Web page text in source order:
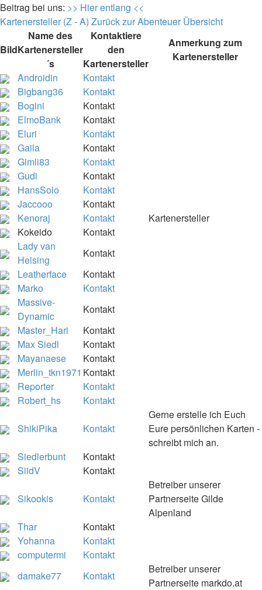
Beitrag bei uns: >> Hier entlang <<
Kartenersteller (Z - A) Zurück zur Abenteuer Übersicht
Bild
Name des
Kartenersteller
´s
Kontaktiere
den
Kartenersteller
Anmerkung zum
Kartenersteller
Androidin
Kontakt
Bigbang36
Kontakt
Bogini
Kontakt
ElmoBank
Kontakt
Eluri
Kontakt
Gaila
Kontakt
Gimli83
Kontakt
Gudi
Kontakt
HansSolo
Kontakt
Jaccooo
Kontakt
Kenoraj
Kontakt
Kartenersteller
Kokeido
Kontakt
Lady van
Helsing
Kontakt
Leatherface
Kontakt
Marko
Kontakt
Massive-
Dynamic
Kontakt
Master_Hari
Kontakt
Max Siedl
Kontakt
Mayanaese
Kontakt
Merlin_tkn1971 Kontakt
Reporter
Kontakt
Robert_hs
Kontakt
ShikiPika Kontakt
Gerne erstelle ich Euch
Eure persönlichen Karten -
schreibt mich an.
Siedlerbunt
Kontakt
SiidV
Kontakt
Sikookis Kontakt
Betreiber unserer
Partnerseite Gilde
Alpenland
Thar
Kontakt
Yohanna
Kontakt
computermi
Kontakt
damake77
Kontakt
Betreiber unserer
Partnerseite markdo.at